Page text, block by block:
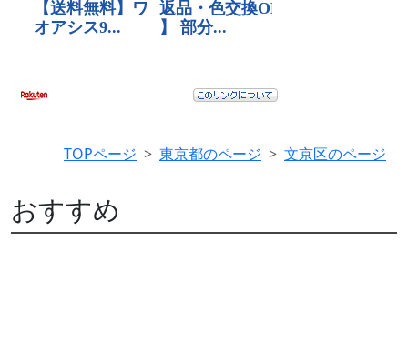
TOPページ 東京都のページ 文京区のページ
おすすめ